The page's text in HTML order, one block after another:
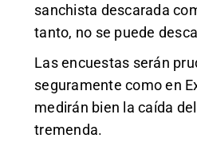
sanchista descarada
tanto, no se puede
Las encuestas serán
seguramente como en
medirán bien la caída
tremenda.